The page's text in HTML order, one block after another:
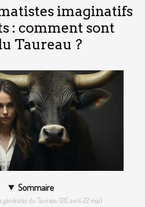
imaginatifs
: comment sont
Taureau ?
Sommaire
générales du Taureau (20 avril-22 mai)